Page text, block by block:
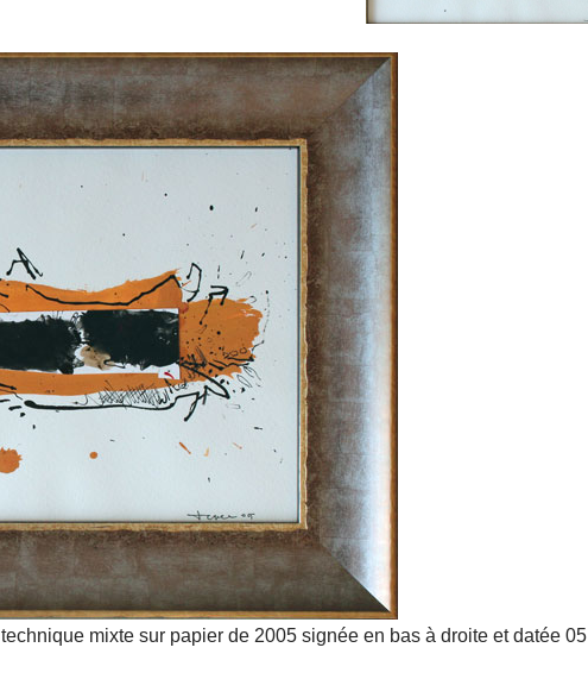
technique mixte sur papier de 2005 signée en bas à droite et datée 05